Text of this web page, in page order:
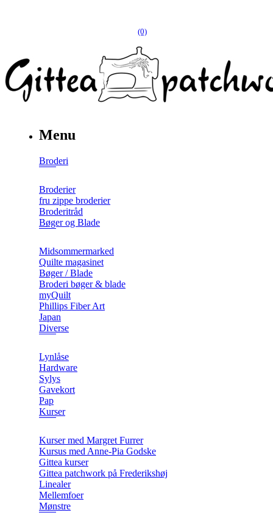
(0)
Menu
Broderi
Broderier
fru zippe broderier
Broderitråd
Bøger og Blade
Midsommermarked
Quilte magasinet
Bøger / Blade
Broderi bøger & blade
myQuilt
Phillips Fiber Art
Japan
Diverse
Lynlåse
Hardware
Sylys
Gavekort
Pap
Kurser
Kurser med Margret Furrer
Kursus med Anne-Pia Godske
Gittea kurser
Gittea patchwork på Frederikshøj
Linealer
Mellemfoer
Mønstre